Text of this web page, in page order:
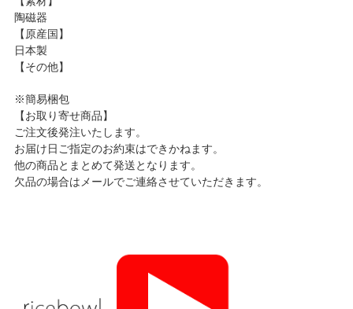
陶磁器
【原産国】
日本製
【その他】
※簡易梱包
【お取り寄せ商品】
ご注文後発注いたします。
お届け日ご指定のお約束はできかねます。
他の商品とまとめて発送となります。
欠品の場合はメールでご連絡させていただきます。